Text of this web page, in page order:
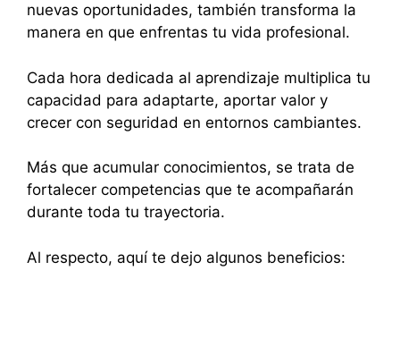
nuevas oportunidades, también transforma la
manera en que enfrentas tu vida profesional.
Cada hora dedicada al aprendizaje multiplica tu
capacidad para adaptarte, aportar valor y
crecer con seguridad en entornos cambiantes.
Más que acumular conocimientos, se trata de
fortalecer competencias que te acompañarán
durante toda tu trayectoria.
Al respecto, aquí te dejo algunos beneficios: